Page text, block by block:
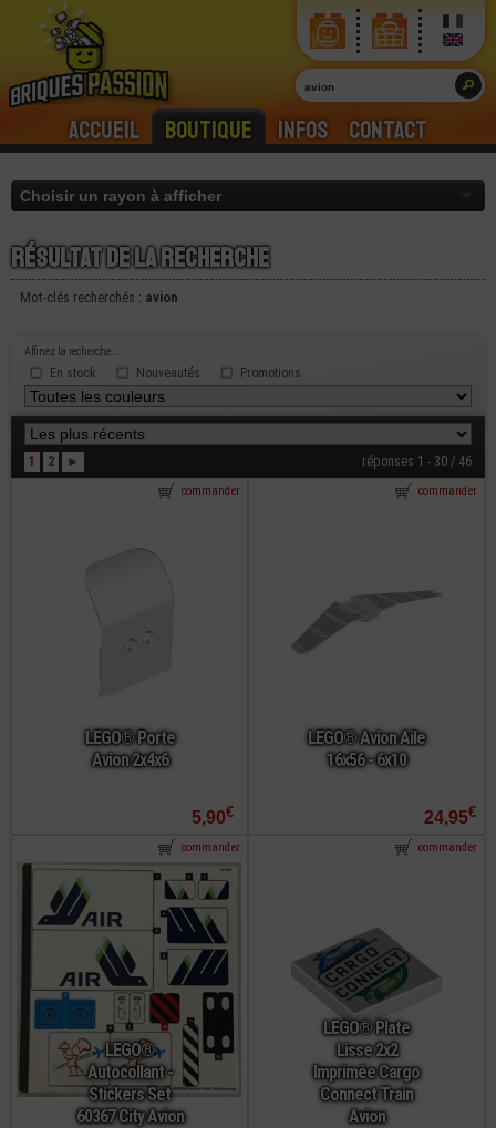
Accueil Boutique Infos Contact
Résultat de la recherche
Mot-clés recherchés : avion
Affinez la recherche...
En stock Nouveautés Promotions
1 2 ► réponses 1 - 30 / 46
LEGO® Porte
Avion 2x4x6
5,90€
commander
LEGO® Avion Aile
16x56 - 6x10
24,95€
commander
LEGO®
Autocollant -
Stickers Set
60367 City Avion
commander
LEGO® Plate
Lisse 2x2
Imprimée Cargo
Connect Train
Avion
commander